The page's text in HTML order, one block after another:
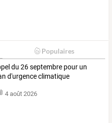
Populaires
du 26 septembre pour un
d'urgence climatique
4 août 2026